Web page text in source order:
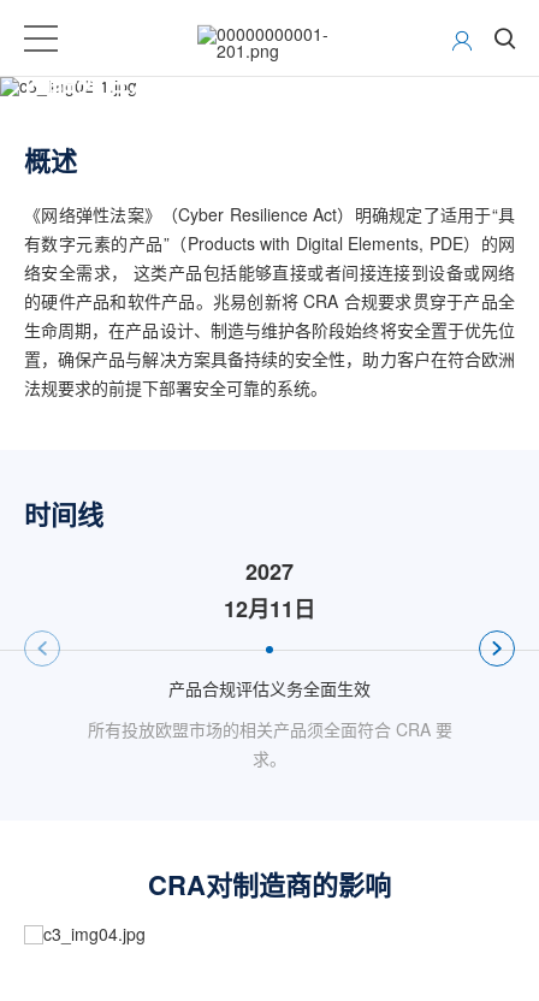
网络弹性法案（CRA）
概述
《网络弹性法案》（Cyber Resilience Act）明确规定了适用于“具
有数字元素的产品”（Products with Digital Elements, PDE）的网
络安全需求， 这类产品包括能够直接或者间接连接到设备或网络
的硬件产品和软件产品。兆易创新将 CRA 合规要求贯穿于产品全
生命周期，在产品设计、制造与维护各阶段始终将安全置于优先位
置，确保产品与解决方案具备持续的安全性，助力客户在符合欧洲
法规要求的前提下部署安全可靠的系统。
时间线
2027
12月11日
产品合规评估义务全面生效
所有投放欧盟市场的相关产品须全面符合 CRA 要
求。
CRA对制造商的影响